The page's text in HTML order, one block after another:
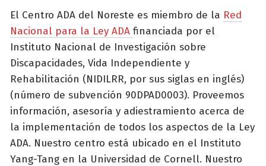
El Centro ADA del Noreste es miembro de la Red
Nacional para la Ley ADA financiada por el
Instituto Nacional de Investigación sobre
Discapacidades, Vida Independiente y
Rehabilitación (NIDILRR, por sus siglas en inglés)
(número de subvención 90DPAD0003). Proveemos
información, asesoría y adiestramiento acerca de
la implementación de todos los aspectos de la Ley
ADA. Nuestro centro está ubicado en el Instituto
Yang-Tang en la Universidad de Cornell. Nuestro